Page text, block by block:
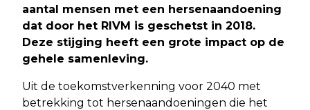
aantal mensen met een hersenaandoening
dat door het RIVM is geschetst in 2018.
Deze stijging heeft een grote impact op de
gehele samenleving.
Uit de toekomstverkenning voor 2040 met
betrekking tot hersenaandoeningen die het